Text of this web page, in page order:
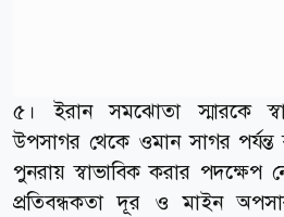
৫। ইরান সমঝোতা স্মারকে
উপসাগর থেকে ওমান সাগর পর্যন্ত
পুনরায় স্বাভাবিক করার পদক্ষেপ
প্রতিবন্ধকতা দূর ও মাইন